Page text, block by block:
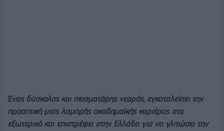
Ένας δύσκολος και πεισματάρης νεαρός, εγκαταλείπει την
προοπτική μιας λαμπρής ακαδημαϊκής καριέρας στο
εξωτερικό και επιστρέφει στην Ελλάδα για να γλιτώσει την